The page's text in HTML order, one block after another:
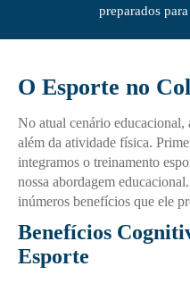
preparados
O Esporte no
No atual cenário
além da atividade física.
integramos o treinamento
nossa abordagem
inúmeros benefícios que ele
Benefícios
Esporte